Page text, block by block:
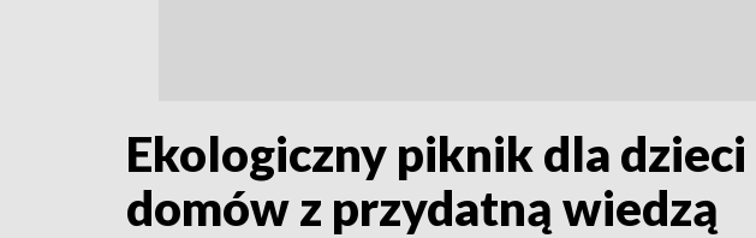
Ekologiczny piknik dla
domów z przydatną wiedzą